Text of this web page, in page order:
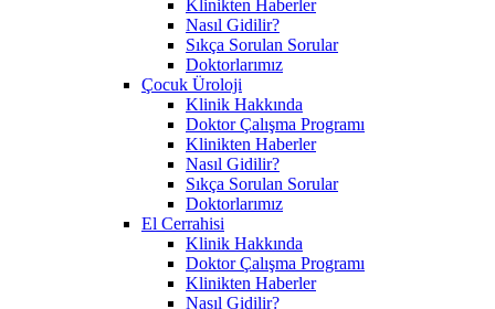
Klinikten Haberler
Nasıl Gidilir?
Sıkça Sorulan Sorular
Doktorlarımız
Çocuk Üroloji
Klinik Hakkında
Doktor Çalışma Programı
Klinikten Haberler
Nasıl Gidilir?
Sıkça Sorulan Sorular
Doktorlarımız
El Cerrahisi
Klinik Hakkında
Doktor Çalışma Programı
Klinikten Haberler
Nasıl Gidilir?